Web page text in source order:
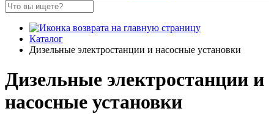
Каталог
Дизельные электростанции и насосные установки
Дизельные электростанции и
насосные установки